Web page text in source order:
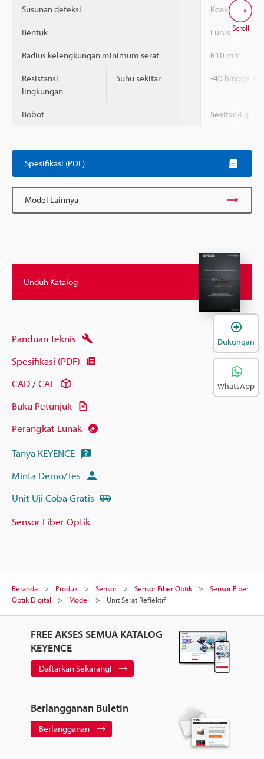
Susunan deteksi Koaksial
Bentuk Lurus
Radius kelengkungan minimum serat R10 mm
Resistansi
lingkungan
Suhu sekitar -40 hingga
Bobot Sekitar 4 g
Scroll
Spesifikasi (PDF)
Model Lainnya
Unduh Katalog
Panduan Teknis
Spesifikasi (PDF)
CAD / CAE
Buku Petunjuk
Perangkat Lunak
Tanya KEYENCE
Minta Demo/Tes
Unit Uji Coba Gratis
Sensor Fiber Optik
Beranda Produk Sensor Sensor Fiber Optik
Sensor Fiber
Optik Digital
Model Unit Serat Reflektif
FREE AKSES SEMUA KATALOG
KEYENCE
Daftarkan Sekarang!
Berlangganan Buletin
Berlangganan
Dukungan
WhatsApp